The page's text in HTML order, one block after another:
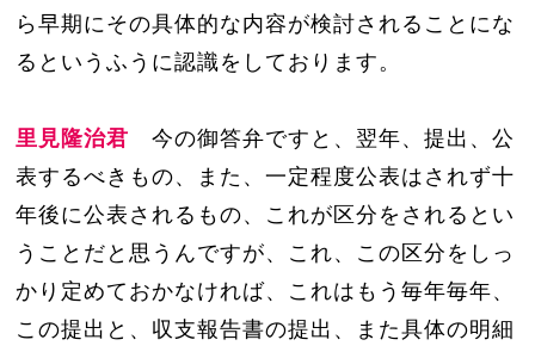
ら早期にその具体的な内容が検討されることにな
るというふうに認識をしております。
里見隆治君 今の御答弁ですと、翌年、提出、公
表するべきもの、また、一定程度公表はされず十
年後に公表されるもの、これが区分をされるとい
うことだと思うんですが、これ、この区分をしっ
かり定めておかなければ、これはもう毎年毎年、
この提出と、収支報告書の提出、また具体の明細